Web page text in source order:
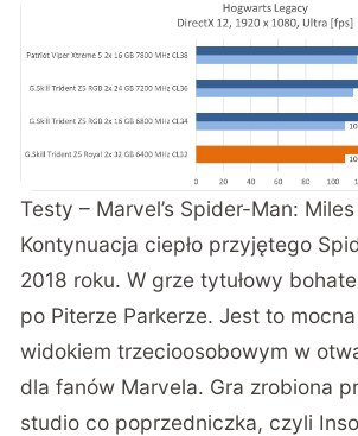
Testy – Marvel’s Spider-Man:
Kontynuacja ciepło przyjętego
2018 roku. W grze tytułowy
po Piterze Parkerze. Jest to
widokiem trzecioosobowym w
dla fanów Marvela. Gra zrobiona
studio co poprzedniczka, czyli